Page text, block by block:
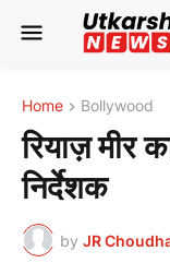
Home Bollywood
रियाज़ मीर
निर्देशक
by JR